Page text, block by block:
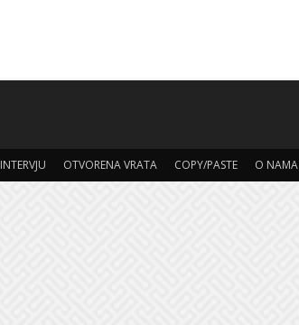
INTERVJU OTVORENA VRATA COPY/PASTE O NAMA